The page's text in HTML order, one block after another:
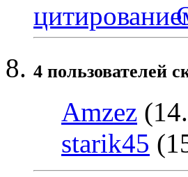
4 пользователей
Amzez
starik45